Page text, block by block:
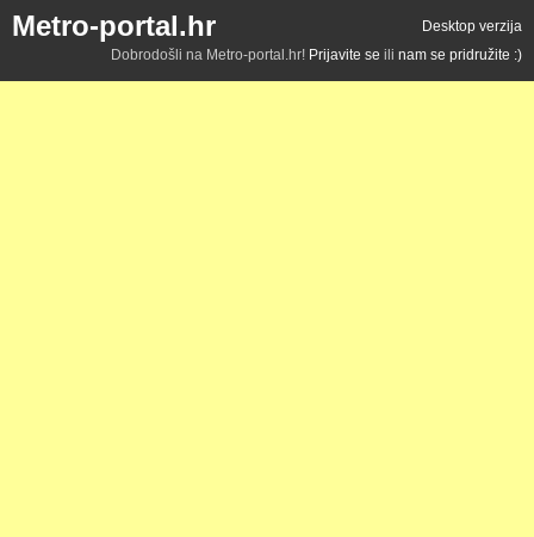
Metro-portal.hr
Desktop verzija
Dobrodošli na Metro-portal.hr! Prijavite se ili nam se pridružite :)